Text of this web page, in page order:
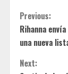
C
o
n
Previous:
Rihanna
una nueva
Next: